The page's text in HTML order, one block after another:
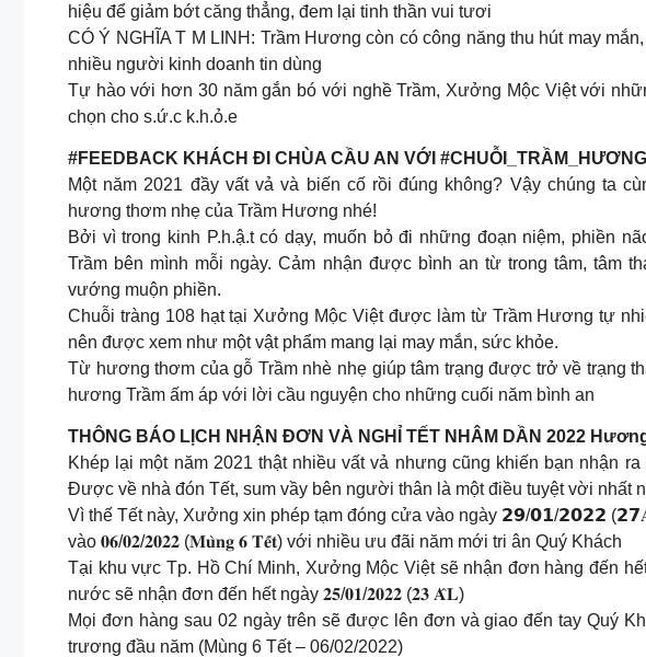
hiệu để giảm bớt căng thẳng, đem lại tinh thần vui tươi
CÓ Ý NGHĨA T M LINH: Trầm Hương còn có công năng thu hút may
nhiều người kinh doanh tin dùng
Tự hào với hơn 30 năm gắn bó với nghề Trầm, Xưởng Mộc Việt với
chọn cho s.ứ.c k.h.ỏ.e
#FEEDBACK KHÁCH ĐI CHÙA CẦU AN VỚI
Một năm 2021 đầy vất vả và biến cố rồi đúng không? Vậy chúng ta
hương thơm nhẹ của Trầm Hương nhé!
Bởi vì trong kinh P.h.ậ.t có dạy, muốn bỏ đi những đoạn niệm, phiền
Trầm bên mình mỗi ngày. Cảm nhận được bình an từ trong tâm, tâm
vướng muộn phiền.
Chuỗi tràng 108 hạt tại Xưởng Mộc Việt được làm từ Trầm Hương tự
nên được xem như một vật phẩm mang lại may mắn, sức khỏe.
Từ hương thơm của gỗ Trầm nhè nhẹ giúp tâm trạng được trở về trạng
hương Trầm ấm áp với lời cầu nguyện cho những cuối năm bình an
THÔNG BÁO LỊCH NHẬN ĐƠN VÀ NGHỈ TẾT NHÂM DẦN 2022
Khép lại một năm 2021 thật nhiều vất vả nhưng cũng khiến bạn nhận
Được về nhà đón Tết, sum vầy bên người thân là một điều tuyệt vời nhất
Vì thế Tết này, Xưởng xin phép tạm đóng cửa vào ngày 𝟮𝟵/𝟬𝟭/𝟮𝟬𝟮𝟮
vào 𝟎𝟔/𝟎𝟐/𝟐𝟎𝟐𝟐 (𝐌𝐮̀𝐧𝐠 𝟔 𝐓𝐞̂́𝐭) với nhiều ưu đãi năm mới tri ân Quý Khách
Tại khu vực Tp. Hồ Chí Minh, Xưởng Mộc Việt sẽ nhận đơn hàng đến
nước sẽ nhận đơn đến hết ngày 𝟐𝟓/𝟎𝟏/𝟐𝟎𝟐𝟐 (𝟐𝟑 𝐀̂𝐋)
Mọi đơn hàng sau 02 ngày trên sẽ được lên đơn và giao đến tay Quý
trương đầu năm (Mùng 6 Tết – 06/02/2022)